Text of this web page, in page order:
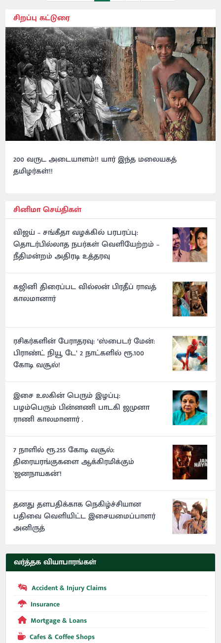
சிறப்பு கட்டுரை
200 வருட அடையாளம்!! யார் இந்த மலையகத்
தமிழர்கள்!!
சினிமா செய்திகள்
விஜய் – சங்கீதா வழக்கில் பரபரப்பு:
தொடர்பில்லாத நபர்கள் வெளியேற்றம் –
நீதிமன்றம் அதிரடி உத்தரவு
கஜினி திரைப்பட வில்லன் பிரதீப் ராவத்
காலமானார்
ரசிகர்களின் பேராதரவு: ‘ஸ்பைடர் மேன்:
பிராண்ட் நியூ டே’ 2 நாட்களில் ரூ.100
கோடி வசூல்!
இசை உலகின் பெரும் இழப்பு:
பழம்பெரும் பின்னணி பாடகி ஜமுனா
ராணி காலமானார் .
7 நாளில் ரூ.255 கோடி வசூல்:
திரையரங்குகளை ஆக்கிரமிக்கும்
'ஜனநாயகன்'!
தனது தளபதிக்காக நெகிழ்ச்சியான
பதிவை வெளியிட்ட இசையமைப்பாளர்
அனிருத்
வர்த்தக வியாபாரங்கள்
Accident & Injury Claims
Insurance
Mortgage & Loans
Cafes & Coffee Shops